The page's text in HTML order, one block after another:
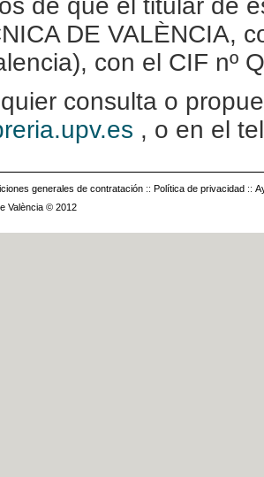
de que el titular de
DE VALÈNCIA,
con el CIF nº
consulta o
, o en el
generales de contratación :: Política de privacidad ::
València © 2012